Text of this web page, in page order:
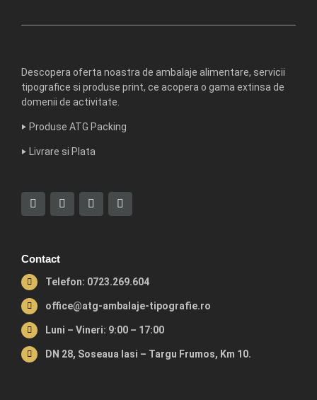
Descopera oferta noastra de ambalaje alimentare, servicii
tipografice si produse print, ce acopera o gama extinsa de
domenii de activitate.
‣ Produse ATG Packing
‣ Livrare si Plata
Contact
Telefon: 0723.269.604
office@atg-ambalaje-tipografie.ro
Luni – Vineri: 9:00 – 17:00
DN 28, Soseaua Iasi – Targu Frumos, Km 10.